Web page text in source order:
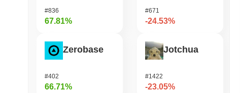
#836
67.81%
Zerobase
#402
66.71%
#671
-24.53%
Jotchua
#1422
-23.05%